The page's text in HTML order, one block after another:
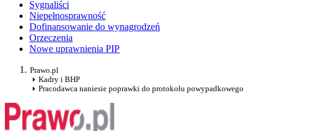
Sygnaliści
Niepełnosprawność
Dofinansowanie do wynagrodzeń
Orzeczenia
Nowe uprawnienia PIP
Prawo.pl
Kadry i BHP
Pracodawca naniesie poprawki do protokołu powypadkowego